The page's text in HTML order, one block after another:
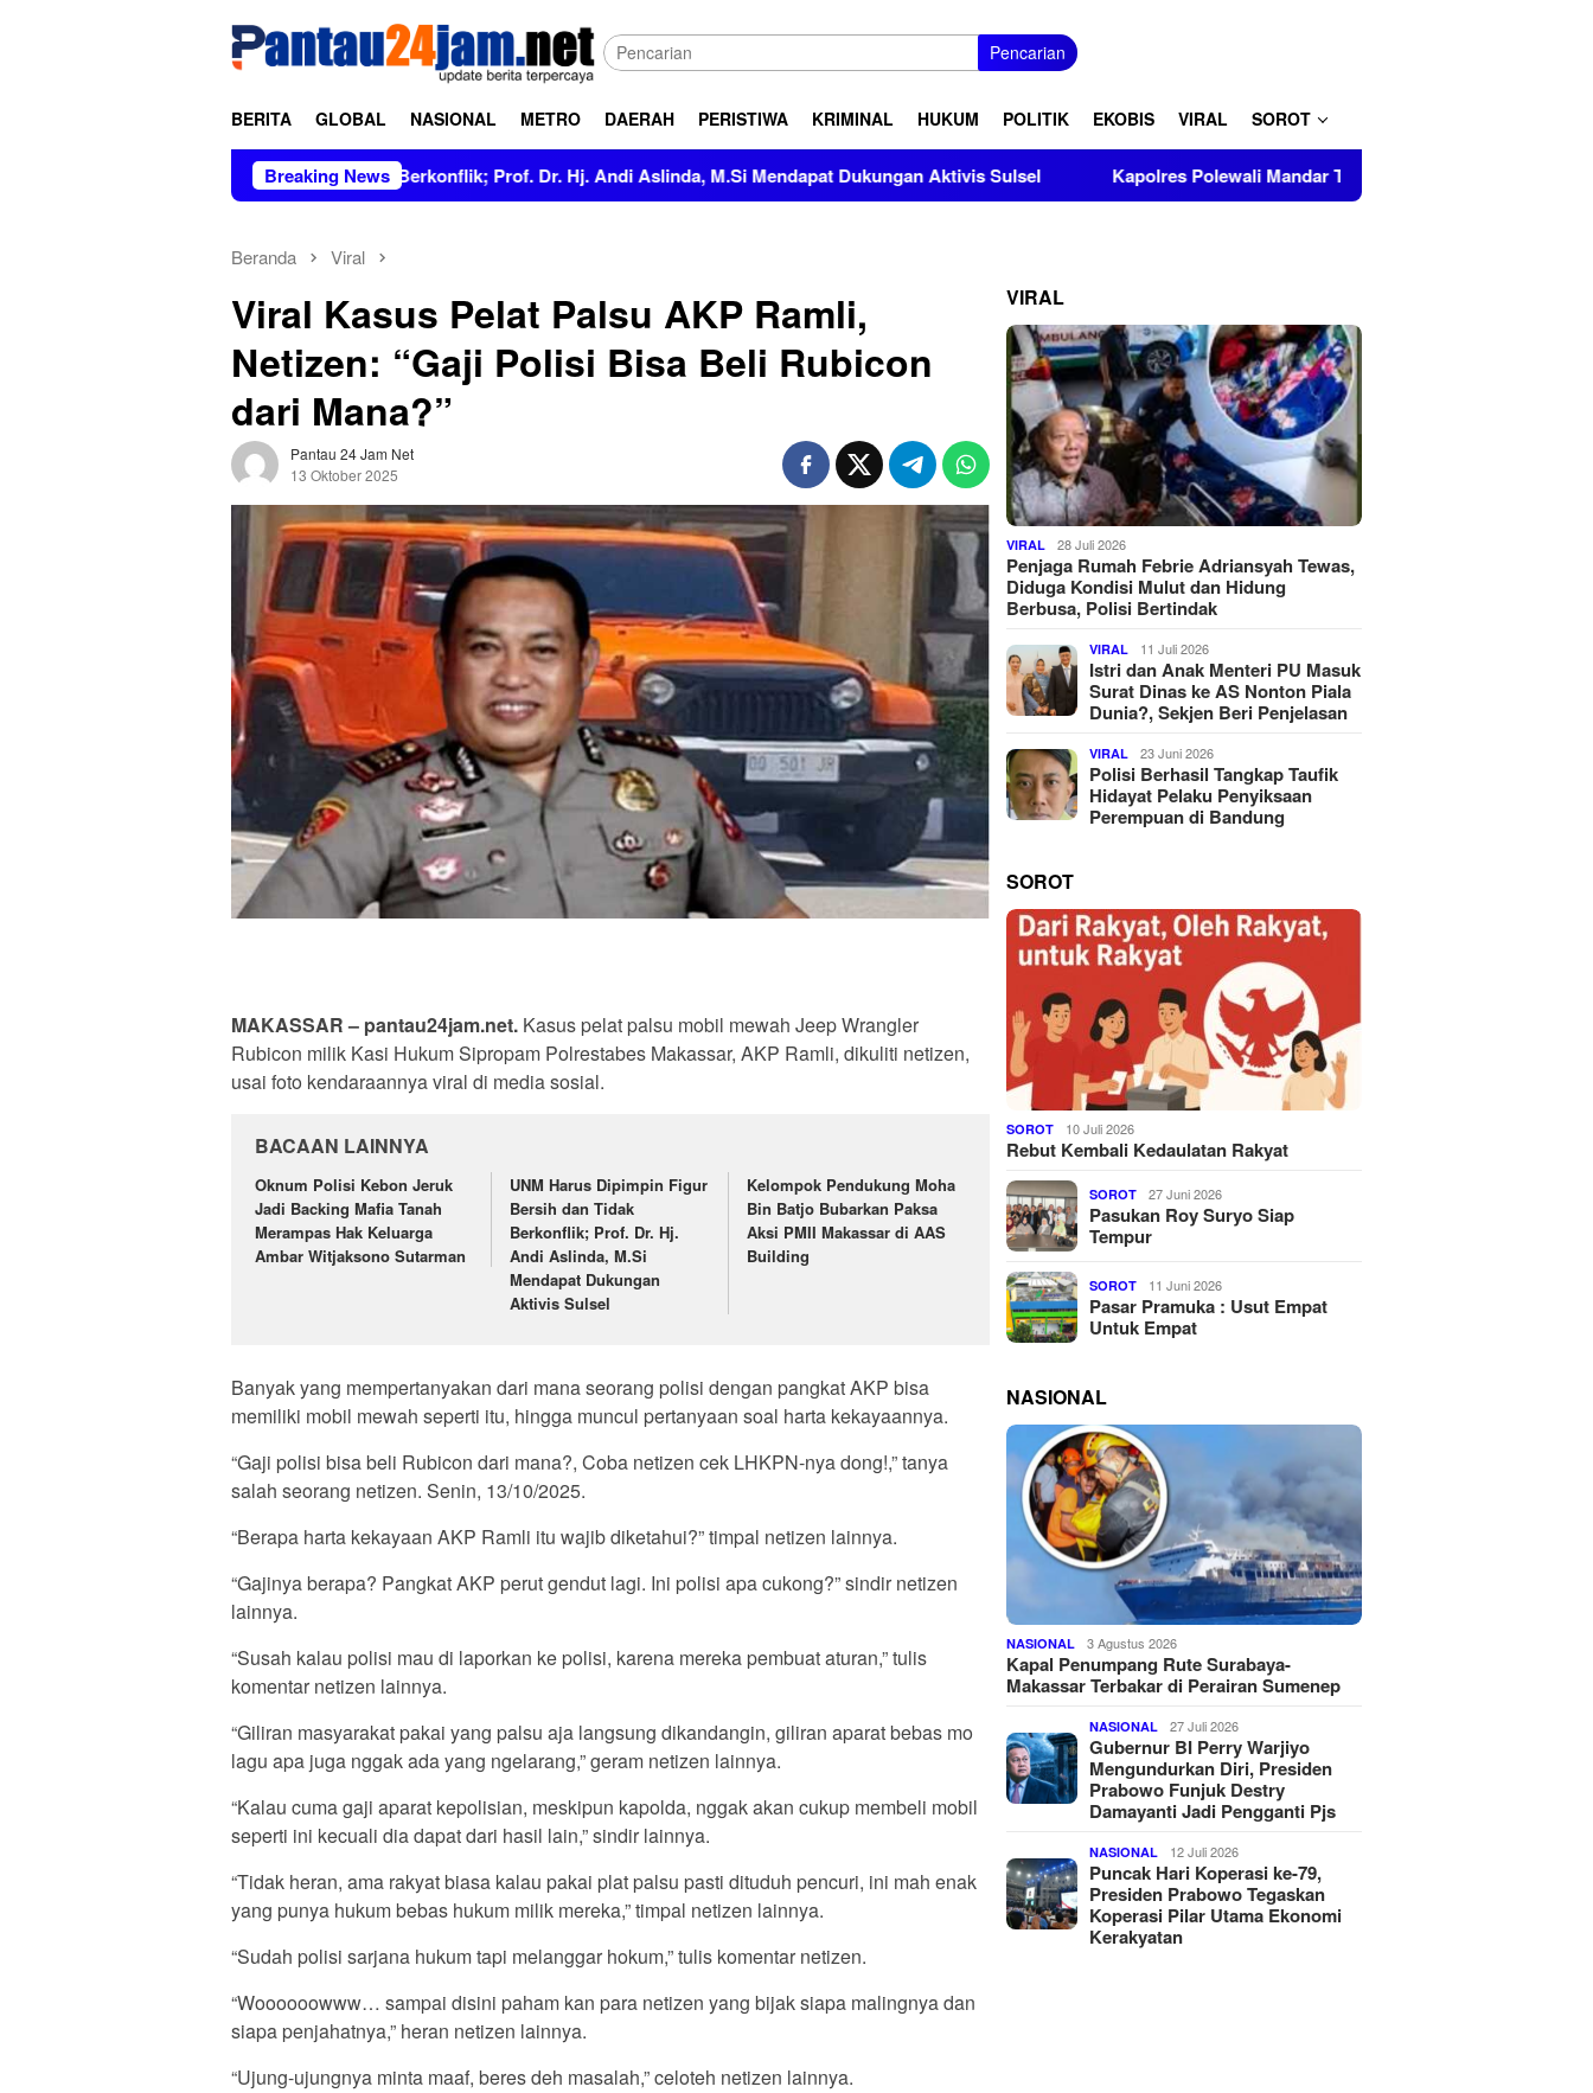
Pencarian
BERITA GLOBAL NASIONAL METRO DAERAH PERISTIWA KRIMINAL HUKUM POLITIK EKOBIS VIRAL SOROT
Breaking News
Dipimpin Figur Bersih dan Tidak Berkonflik; Prof. Dr. Hj. Andi Aslinda, M.Si Mendapat Dukungan Aktivis Sulsel Kapolres Polewali Mandar Turut Musnahkan Barang Bukti Perkara
Beranda Viral
Viral Kasus Pelat Palsu AKP Ramli,
Netizen: “Gaji Polisi Bisa Beli Rubicon
dari Mana?”
Pantau 24 Jam Net
13 Oktober 2025
MAKASSAR – pantau24jam.net. Kasus pelat palsu mobil mewah Jeep Wrangler
Rubicon milik Kasi Hukum Sipropam Polrestabes Makassar, AKP Ramli, dikuliti netizen,
usai foto kendaraannya viral di media sosial.
BACAAN LAINNYA
Oknum Polisi Kebon Jeruk
Jadi Backing Mafia Tanah
Merampas Hak Keluarga
Ambar Witjaksono Sutarman
UNM Harus Dipimpin Figur
Bersih dan Tidak
Berkonflik; Prof. Dr. Hj.
Andi Aslinda, M.Si
Mendapat Dukungan
Aktivis Sulsel
Kelompok Pendukung Moha
Bin Batjo Bubarkan Paksa
Aksi PMII Makassar di AAS
Building
Banyak yang mempertanyakan dari mana seorang polisi dengan pangkat AKP bisa
memiliki mobil mewah seperti itu, hingga muncul pertanyaan soal harta kekayaannya.
“Gaji polisi bisa beli Rubicon dari mana?, Coba netizen cek LHKPN-nya dong!,” tanya
salah seorang netizen. Senin, 13/10/2025.
“Berapa harta kekayaan AKP Ramli itu wajib diketahui?” timpal netizen lainnya.
“Gajinya berapa? Pangkat AKP perut gendut lagi. Ini polisi apa cukong?” sindir netizen
lainnya.
“Susah kalau polisi mau di laporkan ke polisi, karena mereka pembuat aturan,” tulis
komentar netizen lainnya.
“Giliran masyarakat pakai yang palsu aja langsung dikandangin, giliran aparat bebas mo
lagu apa juga nggak ada yang ngelarang,” geram netizen lainnya.
“Kalau cuma gaji aparat kepolisian, meskipun kapolda, nggak akan cukup membeli mobil
seperti ini kecuali dia dapat dari hasil lain,” sindir lainnya.
“Tidak heran, ama rakyat biasa kalau pakai plat palsu pasti dituduh pencuri, ini mah enak
yang punya hukum bebas hukum milik mereka,” timpal netizen lainnya.
“Sudah polisi sarjana hukum tapi melanggar hokum,” tulis komentar netizen.
“Woooooowww… sampai disini paham kan para netizen yang bijak siapa malingnya dan
siapa penjahatnya,” heran netizen lainnya.
“Ujung-ujungnya minta maaf, beres deh masalah,” celoteh netizen lainnya.
VIRAL
VIRAL 28 Juli 2026
Penjaga Rumah Febrie Adriansyah Tewas,
Diduga Kondisi Mulut dan Hidung
Berbusa, Polisi Bertindak
VIRAL 11 Juli 2026
Istri dan Anak Menteri PU Masuk
Surat Dinas ke AS Nonton Piala
Dunia?, Sekjen Beri Penjelasan
VIRAL 23 Juni 2026
Polisi Berhasil Tangkap Taufik
Hidayat Pelaku Penyiksaan
Perempuan di Bandung
SOROT
SOROT 10 Juli 2026
Rebut Kembali Kedaulatan Rakyat
SOROT 27 Juni 2026
Pasukan Roy Suryo Siap
Tempur
SOROT 11 Juni 2026
Pasar Pramuka : Usut Empat
Untuk Empat
NASIONAL
NASIONAL 3 Agustus 2026
Kapal Penumpang Rute Surabaya-
Makassar Terbakar di Perairan Sumenep
NASIONAL 27 Juli 2026
Gubernur BI Perry Warjiyo
Mengundurkan Diri, Presiden
Prabowo Funjuk Destry
Damayanti Jadi Pengganti Pjs
NASIONAL 12 Juli 2026
Puncak Hari Koperasi ke-79,
Presiden Prabowo Tegaskan
Koperasi Pilar Utama Ekonomi
Kerakyatan